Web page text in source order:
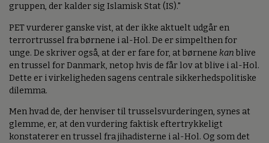
gruppen, der kalder sig Islamisk Stat (IS)."
PET vurderer ganske vist, at der ikke aktuelt udgår en
terrortrussel fra børnene i al-Hol. De er simpelthen for
unge. De skriver også, at der er fare for, at børnene kanblive
en trussel for Danmark, netop hvis de får lov at blive i al-Hol.
Dette er i virkeligheden sagens centrale sikkerhedspolitiske
dilemma.
Men hvad de, der henviser til trusselsvurderingen, synes at
glemme, er, at den vurdering faktisk eftertrykkeligt
konstaterer en trussel fra jihadisterne i al-Hol. Og som det